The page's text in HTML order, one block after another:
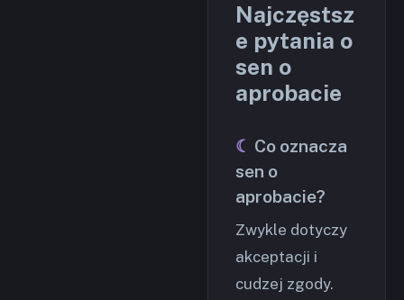
Najczęstsz
e pytania o
sen o
aprobacie
Co oznacza
sen o
aprobacie?
Zwykle dotyczy
akceptacji i
cudzej zgody.